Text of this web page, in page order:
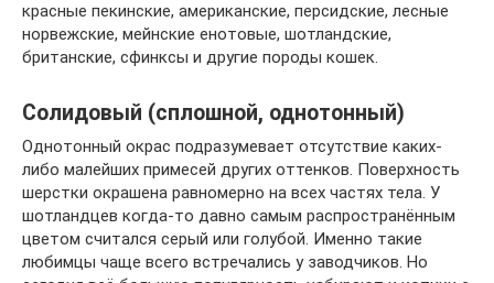
красные пекинские, американские, персидские, лесные
норвежские, мейнские енотовые, шотландские,
британские, сфинксы и другие породы кошек.
Солидовый (сплошной, однотонный)
Однотонный окрас подразумевает отсутствие каких-
либо малейших примесей других оттенков. Поверхность
шерстки окрашена равномерно на всех частях тела. У
шотландцев когда-то давно самым распространённым
цветом считался серый или голубой. Именно такие
любимцы чаще всего встречались у заводчиков. Но